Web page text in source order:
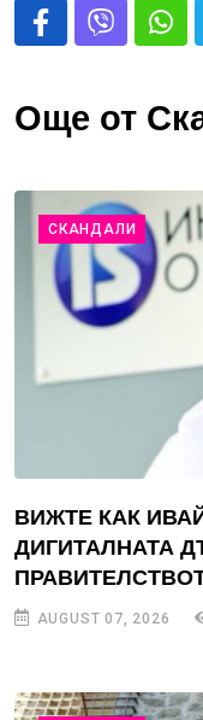
Още от
СКАНДАЛИ
ВИЖТЕ КАК
ДИГИТАЛНАТА
AUGUST 07, 2026